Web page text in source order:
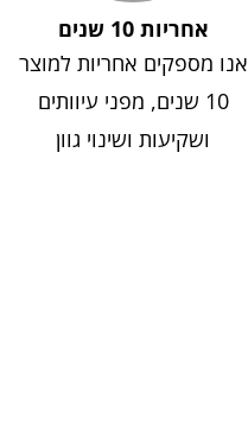
אחריות 10 שנים
אנו מספקים אחריות למוצר
10 שנים, מפני עיוותים
ושקיעות ושינוי גוון